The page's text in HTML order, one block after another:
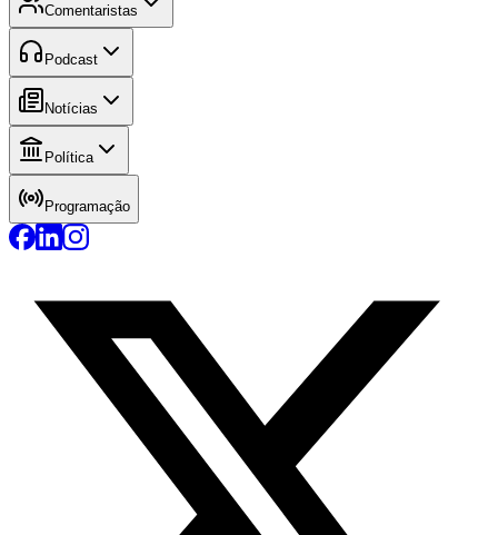
Comentaristas
Podcast
Notícias
Política
Programação